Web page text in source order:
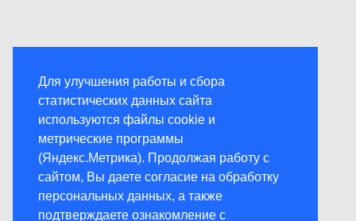
Для улучшения работы и сбора
статистических данных сайта
используются файлы cookie и
метрические программы
(Яндекс.Метрика). Продолжая работу с
сайтом, Вы даете согласие на обработку
персональных данных, а также
подтверждаете ознакомление с